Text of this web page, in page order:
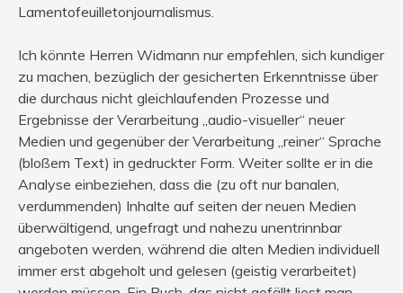
Lamentofeuilletonjournalismus.
Ich könnte Herren Widmann nur empfehlen, sich kundiger
zu machen, bezüglich der gesicherten Erkenntnisse über
die durchaus nicht gleichlaufenden Prozesse und
Ergebnisse der Verarbeitung „audio-visueller“ neuer
Medien und gegenüber der Verarbeitung „reiner“ Sprache
(bloßem Text) in gedruckter Form. Weiter sollte er in die
Analyse einbeziehen, dass die (zu oft nur banalen,
verdummenden) Inhalte auf seiten der neuen Medien
überwältigend, ungefragt und nahezu unentrinnbar
angeboten werden, während die alten Medien individuell
immer erst abgeholt und gelesen (geistig verarbeitet)